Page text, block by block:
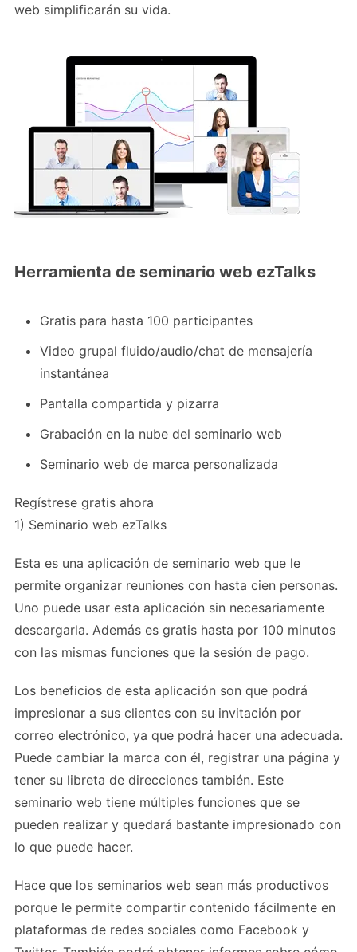
web simplificarán su vida.
Herramienta de seminario web ezTalks
Gratis para hasta 100 participantes
Video grupal fluido/audio/chat de mensajería
instantánea
Pantalla compartida y pizarra
Grabación en la nube del seminario web
Seminario web de marca personalizada
Regístrese gratis ahora
1) Seminario web ezTalks
Esta es una aplicación de seminario web que le
permite organizar reuniones con hasta cien personas.
Uno puede usar esta aplicación sin necesariamente
descargarla. Además es gratis hasta por 100 minutos
con las mismas funciones que la sesión de pago.
Los beneficios de esta aplicación son que podrá
impresionar a sus clientes con su invitación por
correo electrónico, ya que podrá hacer una adecuada.
Puede cambiar la marca con él, registrar una página y
tener su libreta de direcciones también. Este
seminario web tiene múltiples funciones que se
pueden realizar y quedará bastante impresionado con
lo que puede hacer.
Hace que los seminarios web sean más productivos
porque le permite compartir contenido fácilmente en
plataformas de redes sociales como Facebook y